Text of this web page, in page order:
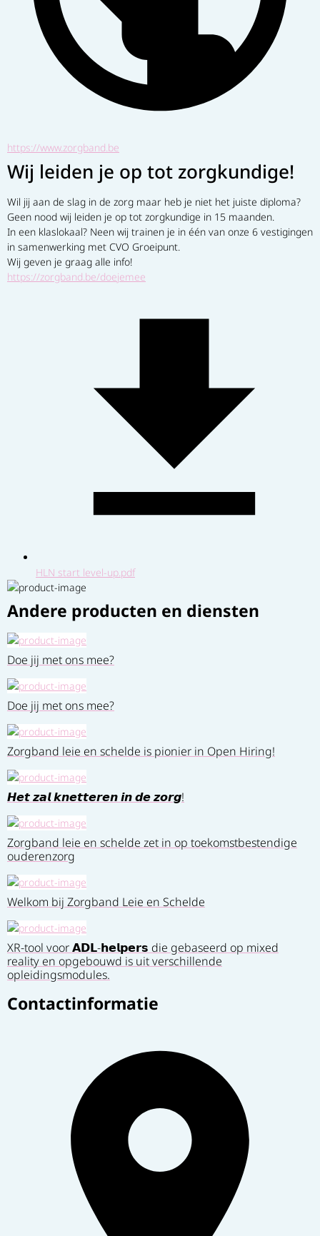
https://www.zorgband.be
Wij leiden je op tot zorgkundige!
Wil jij aan de slag in de zorg maar heb je niet het juiste diploma?
Geen nood wij leiden je op tot zorgkundige in 15 maanden.
In een klaslokaal? Neen wij trainen je in één van onze 6 vestigingen
in samenwerking met CVO Groeipunt.
Wij geven je graag alle info!
https://zorgband.be/doejemee
HLN start level-up.pdf
Andere producten en diensten
Doe jij met ons mee?
Doe jij met ons mee?
Zorgband leie en schelde is pionier in Open Hiring!
𝙃𝙚𝙩 𝙯𝙖𝙡 𝙠𝙣𝙚𝙩𝙩𝙚𝙧𝙚𝙣 𝙞𝙣 𝙙𝙚 𝙯𝙤𝙧𝙜!
Zorgband leie en schelde zet in op toekomstbestendige
ouderenzorg
Welkom bij Zorgband Leie en Schelde
XR-tool voor 𝗔𝗗𝗟-𝗵𝗲𝗹𝗽𝗲𝗿𝘀 die gebaseerd op mixed
reality en opgebouwd is uit verschillende
opleidingsmodules.
Contactinformatie